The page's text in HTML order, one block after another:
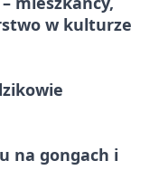
w kulturze
na gongach i